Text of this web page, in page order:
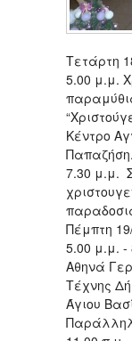
Τετάρτη
5.00 μ.μ.
Κέντρο
Παπαζήση.
7.30 μ.μ.
Πέμπτη
5.00 μ.μ. -
Αθηνά
Τέχνης
Άγιου